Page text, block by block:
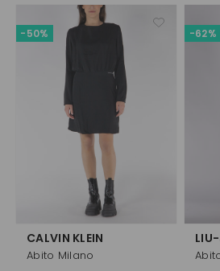
CALVIN KLEIN
Abito Milano
-50% -62%